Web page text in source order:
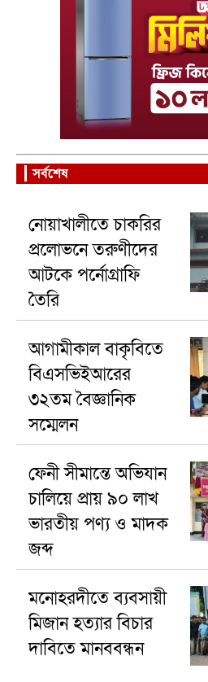
সর্বশেষ
নোয়াখালীতে চাকরির
প্রলোভনে তরুণীদের
আটকে পর্নোগ্রাফি
তৈরি
আগামীকাল বাকৃবিতে
বিএসভিইআরের
৩২তম বৈজ্ঞানিক
সম্মেলন
ফেনী সীমান্তে অভিযান
চালিয়ে প্রায় ৯০ লাখ
ভারতীয় পণ্য ও মাদক
জব্দ
মনোহরদীতে ব্যবসায়ী
মিজান হত্যার বিচার
দাবিতে মানববন্ধন